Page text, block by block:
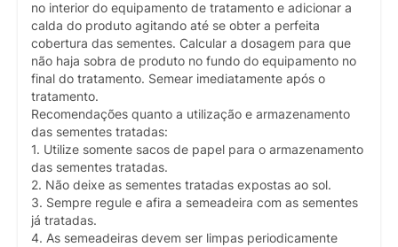
no interior do equipamento de tratamento e adicionar a
calda do produto agitando até se obter a perfeita
cobertura das sementes. Calcular a dosagem para que
não haja sobra de produto no fundo do equipamento no
final do tratamento. Semear imediatamente após o
tratamento.
Recomendações quanto a utilização e armazenamento
das sementes tratadas:
1. Utilize somente sacos de papel para o armazenamento
das sementes tratadas.
2. Não deixe as sementes tratadas expostas ao sol.
3. Sempre regule e afira a semeadeira com as sementes
já tratadas.
4. As semeadeiras devem ser limpas periodicamente